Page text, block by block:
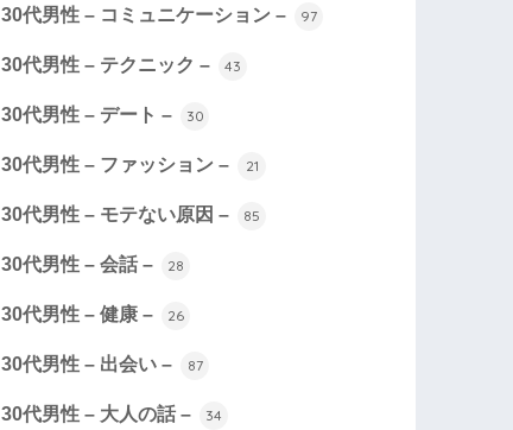
30代男性 – コミュニケーション – 97
30代男性 – テクニック – 43
30代男性 – デート – 30
30代男性 – ファッション – 21
30代男性 – モテない原因 – 85
30代男性 – 会話 – 28
30代男性 – 健康 – 26
30代男性 – 出会い – 87
30代男性 – 大人の話 – 34